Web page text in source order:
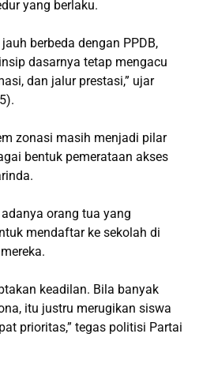
yang berlaku.
berbeda dengan PPDB,
dasarnya tetap mengacu
dan jalur prestasi,” ujar
zonasi masih menjadi pilar
bentuk pemerataan akses
orang tua yang
mendaftar ke sekolah di
keadilan. Bila banyak
itu justru merugikan siswa
prioritas,” tegas politisi Partai